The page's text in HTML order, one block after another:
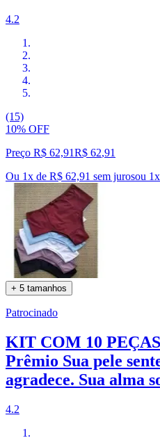
4.2
(15)
10% OFF
Preço R$ 62,91R$ 62,91
Ou 1x de R$ 62,91 sem jurosou 1
+ 5 tamanhos
Patrocinado
KIT COM 10
Prêmio Sua pele
agradece. Sua alma
4.2